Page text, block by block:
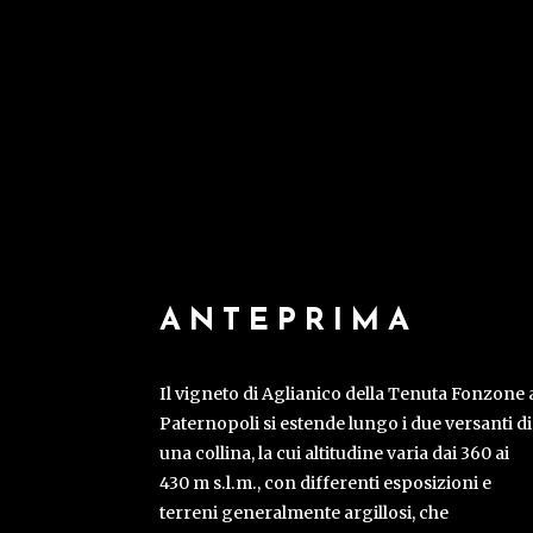
ANTEPRIMA
Il vigneto di Aglianico della Tenuta Fonzone
Paternopoli si estende lungo i due versanti di
una collina, la cui altitudine varia dai 360 ai
430 m s.l.m., con differenti esposizioni e
terreni generalmente argillosi, che